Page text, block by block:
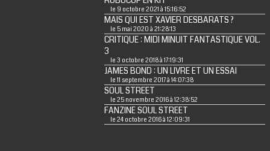
le 9 octobre 2021 à 15:16:52
MAIS QUI EST XAVIER DESBARATS ?
le 5 mai 2020 à 21:28:13
CRITIQUE : MIDI MINUIT FANTASTIQUE VOL.
3
le 3 octobre 2018 à 17:19:31
JAMES BOND : UN LIVRE ET UN ESSAI
le 11 septembre 2017 à 14:07:38
SOUL STREET
le 25 novembre 2016 à 12:38:52
FANZINE SOUL STREET
le 24 octobre 2016 à 12:09:31